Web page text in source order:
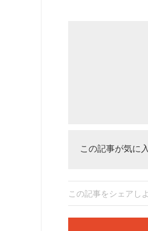
この記事が気に
この記事をシェアし